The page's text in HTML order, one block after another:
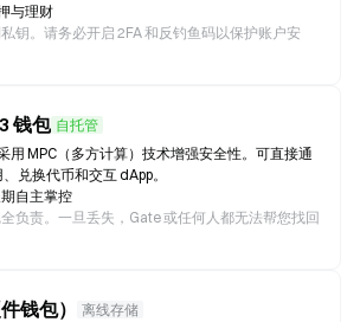
与理财
钥。请务必开启 2FA 和反钓鱼码以保护账户安
钱包 自托管
用 MPC（多方计算）技术增强安全性。可直接通
兑换代币和交互 dApp。
自主掌控
负责。一旦丢失，Gate 或任何人都无法帮您找回
钱包） 离线存储